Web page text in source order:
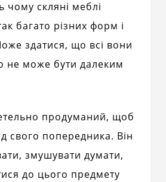
чому скляні меблі
багато різних форм і
здатися, що всі вони
не може бути далеким
продуманий, щоб
свого попередника. Він
змушувати думати,
до цього предмету